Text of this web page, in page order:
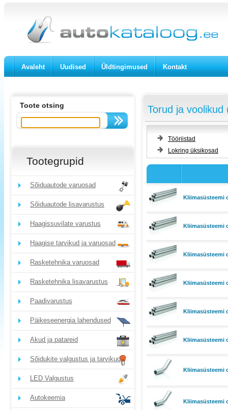
Avaleht Uudised Üldtingimused Kontakt
Toote otsing
Tootegrupid
Sõiduautode varuosad
Sõiduautode lisavarustus
Haagissuvilate varustus
Haagise tarvikud ja varuosad
Rasketehnika varuosad
Rasketehnika lisavarustus
Paadivarustus
Päikeseenergia lahendused
Akud ja patareid
Sõidukite valgustus ja tarvikud
LED Valgustus
Autokeemia
Torud ja voolikud
Tööriistad
Lokring üksikosad
Kliimasüsteemi
Kliimasüsteemi
Kliimasüsteemi
Kliimasüsteemi
Kliimasüsteemi
Kliimasüsteemi
Kliimasüsteemi
Kliimasüsteemi